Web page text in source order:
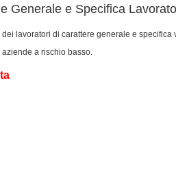
Generale e Specifica
lavoratori di carattere generale e
aziende a rischio basso.